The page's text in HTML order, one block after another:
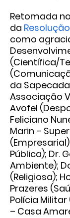
Retomada
da
como
(Científica/
da
Associação
Avofel
Feliciano
Marin –
Pública); Dr.
Ambiente);
(Religiosa);
Prazeres
Polícia
– Casa